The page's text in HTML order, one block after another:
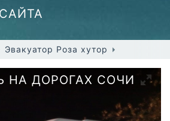
Эвакуатор Роза хутор
НА ДОРОГАХ СОЧИ